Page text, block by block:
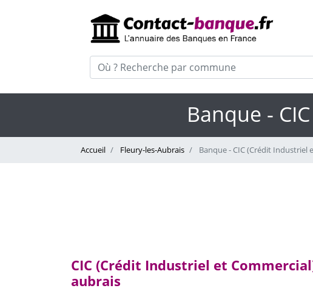
Banque -
Accueil Fleury-les-Aubrais Banque - CIC (Crédit Industriel
CIC (Crédit Industriel et
aubrais